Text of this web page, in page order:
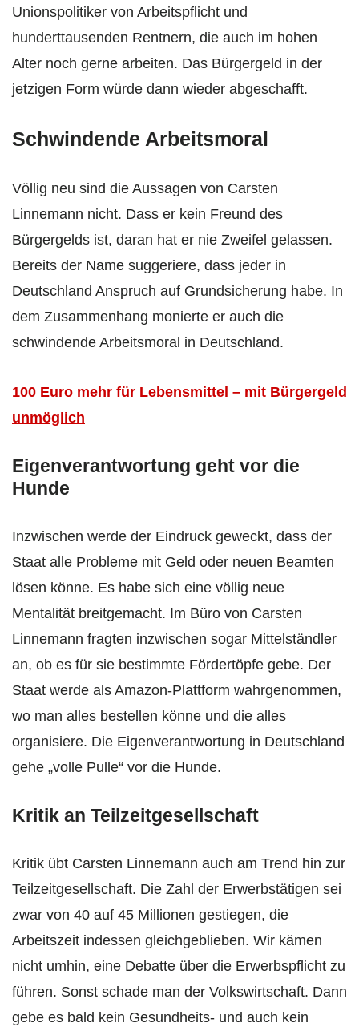
Unionspolitiker von Arbeitspflicht und
hunderttausenden Rentnern, die auch im hohen
Alter noch gerne arbeiten. Das Bürgergeld in der
jetzigen Form würde dann wieder abgeschafft.
Schwindende Arbeitsmoral
Völlig neu sind die Aussagen von Carsten
Linnemann nicht. Dass er kein Freund des
Bürgergelds ist, daran hat er nie Zweifel gelassen.
Bereits der Name suggeriere, dass jeder in
Deutschland Anspruch auf Grundsicherung habe. In
dem Zusammenhang monierte er auch die
schwindende Arbeitsmoral in Deutschland.
100 Euro mehr für Lebensmittel – mit Bürgergeld
unmöglich
Eigenverantwortung geht vor die
Hunde
Inzwischen werde der Eindruck geweckt, dass der
Staat alle Probleme mit Geld oder neuen Beamten
lösen könne. Es habe sich eine völlig neue
Mentalität breitgemacht. Im Büro von Carsten
Linnemann fragten inzwischen sogar Mittelständler
an, ob es für sie bestimmte Fördertöpfe gebe. Der
Staat werde als Amazon-Plattform wahrgenommen,
wo man alles bestellen könne und die alles
organisiere. Die Eigenverantwortung in Deutschland
gehe „volle Pulle“ vor die Hunde.
Kritik an Teilzeitgesellschaft
Kritik übt Carsten Linnemann auch am Trend hin zur
Teilzeitgesellschaft. Die Zahl der Erwerbstätigen sei
zwar von 40 auf 45 Millionen gestiegen, die
Arbeitszeit indessen gleichgeblieben. Wir kämen
nicht umhin, eine Debatte über die Erwerbspflicht zu
führen. Sonst schade man der Volkswirtschaft. Dann
gebe es bald kein Gesundheits- und auch kein